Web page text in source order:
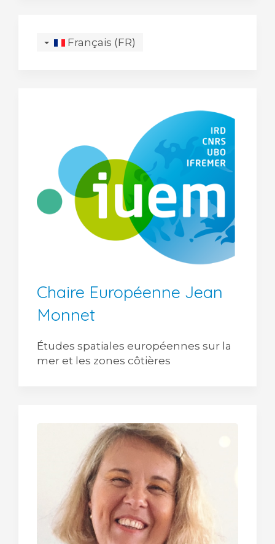
Français (FR)
Chaire Européenne Jean
Monnet
Études spatiales européennes sur la
mer et les zones côtières